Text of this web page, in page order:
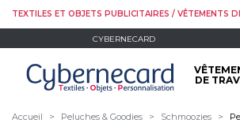
TEXTILES ET OBJETS PUBLICITAIRES / VÊTEMENTS
CYBERNECARD
DE
Accueil Peluches & Goodies Schmoozies